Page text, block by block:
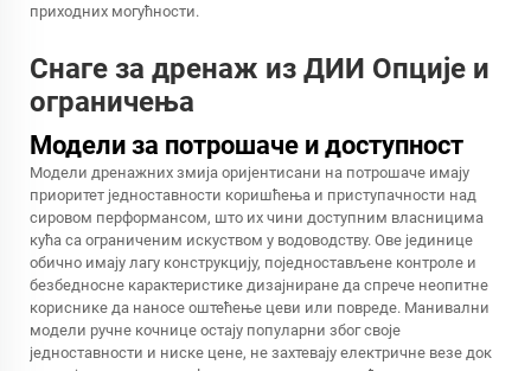
приходних могућности.
Снаге за дренаж из ДИИ Опције и
ограничења
Модели за потрошаче и доступност
Модели дренажних змија оријентисани на потрошаче имају
приоритет једноставности коришћења и приступачности над
сировом перформансом, што их чини доступним власницима
кућа са ограниченим искуством у водоводству. Ове јединице
обично имају лагу конструкцију, поједностављене контроле и
безбедносне карактеристике дизајниране да спрече неопитне
кориснике да наносе оштећење цеви или повреде. Манивални
модели ручне кочнице остају популарни због своје
једноставности и ниске цене, не захтевају електричне везе док